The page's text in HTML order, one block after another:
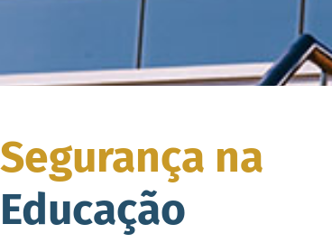
Segurança na
Educação